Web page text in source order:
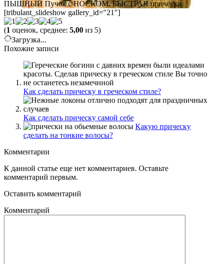
ПЫШНЫЙ Пучок с НОСКОМ. БЫСТРАЯ причёска
[tribulant_slideshow gallery_id="21"]
(1 оценок, среднее: 5,00 из 5)
Загрузка...
Похожие записи
Как сделать прическу в греческом стиле?
Как сделать прическу самой себе
Какую прическу
сделать на тонкие волосы?
Комментарии
К данной статье еще нет комментариев. Оставьте
комментарий первым.
Оставить комментарий
Комментарий